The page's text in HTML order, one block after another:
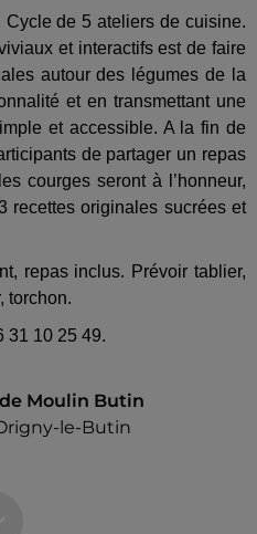
de 5 ateliers de cuisine.
et interactifs est de faire
autour des légumes de la
et en transmettant une
et accessible. A la fin de
de partager un repas
courges seront à l’honneur,
recettes originales sucrées et
repas inclus. Prévoir tablier,
torchon.
31 10 25 49.
Moulin Butin
le-Butin